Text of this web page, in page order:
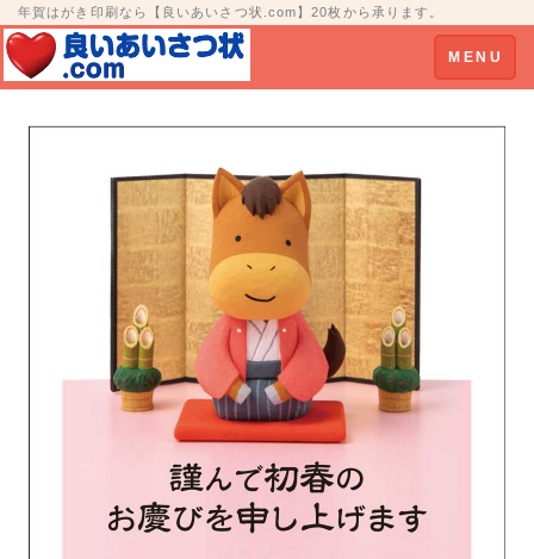
年賀はがき印刷なら【良いあいさつ状.com】20枚から承ります。
Toggle
navigation
MENU